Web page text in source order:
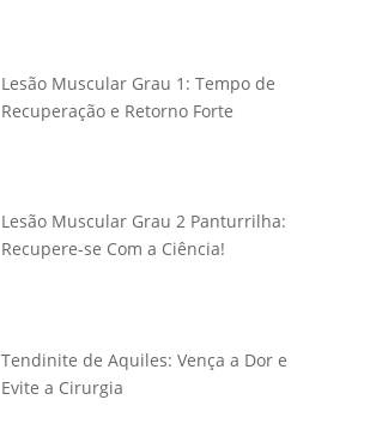
Lesão Muscular Grau 1: Tempo de
Recuperação e Retorno Forte
Lesão Muscular Grau 2 Panturrilha:
Recupere-se Com a Ciência!
Tendinite de Aquiles: Vença a Dor e
Evite a Cirurgia